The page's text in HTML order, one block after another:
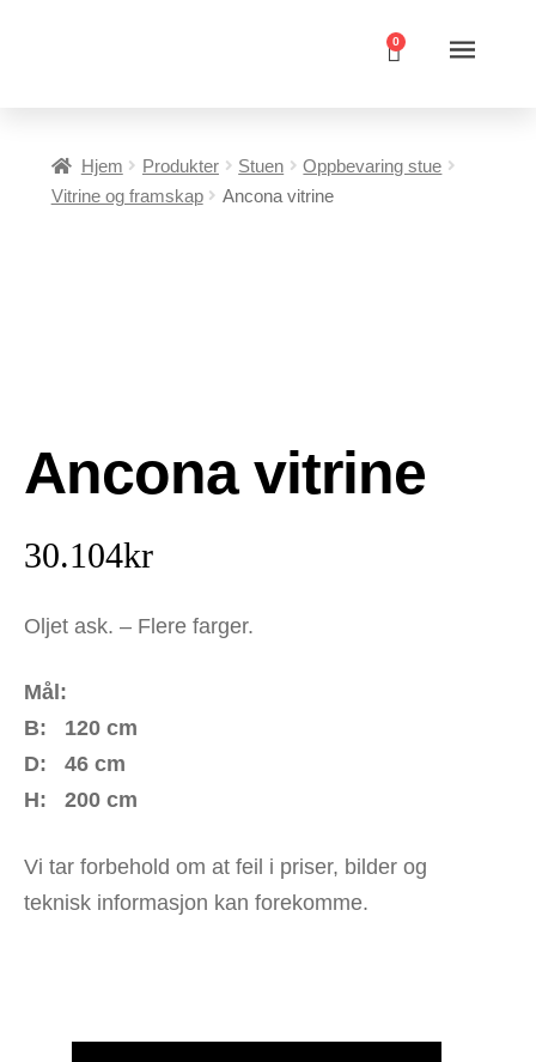
0
Hjem Produkter Stuen
Oppbevaring stue
Vitrine og framskap
Ancona vitrine
Ancona vitrine
30.104kr
Oljet ask. – Flere farger.
Mål:
B: 120 cm
D: 46 cm
H: 200 cm
Vi tar forbehold om at feil i priser, bilder og
teknisk informasjon kan forekomme.